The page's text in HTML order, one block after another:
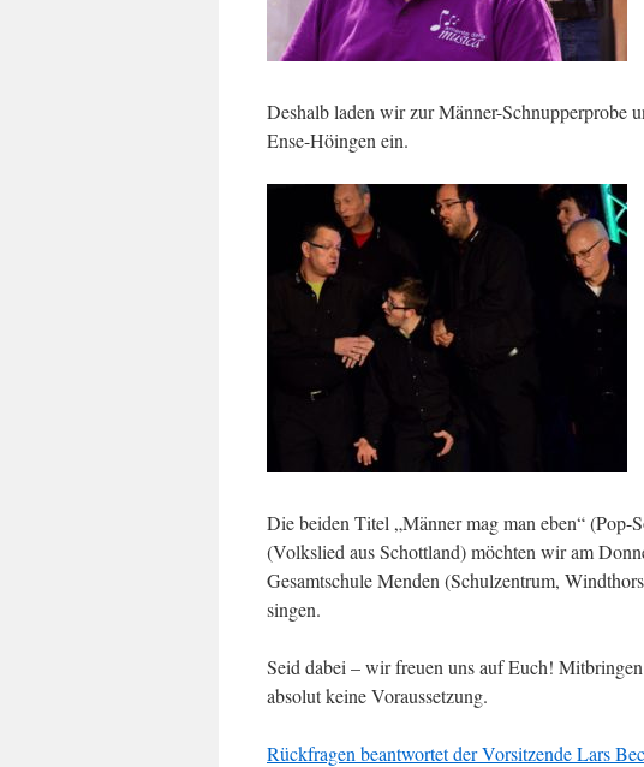
Deshalb laden wir zur Männer-Schnupperprobe
Ense-Höingen ein.
Die beiden Titel „Männer mag man eben“
(Volkslied aus Schottland) möchten wir am
Gesamtschule Menden (Schulzentrum,
singen.
Seid dabei – wir freuen uns auf Euch!
absolut keine Voraussetzung.
Rückfragen beantwortet der Vorsitzende Lars